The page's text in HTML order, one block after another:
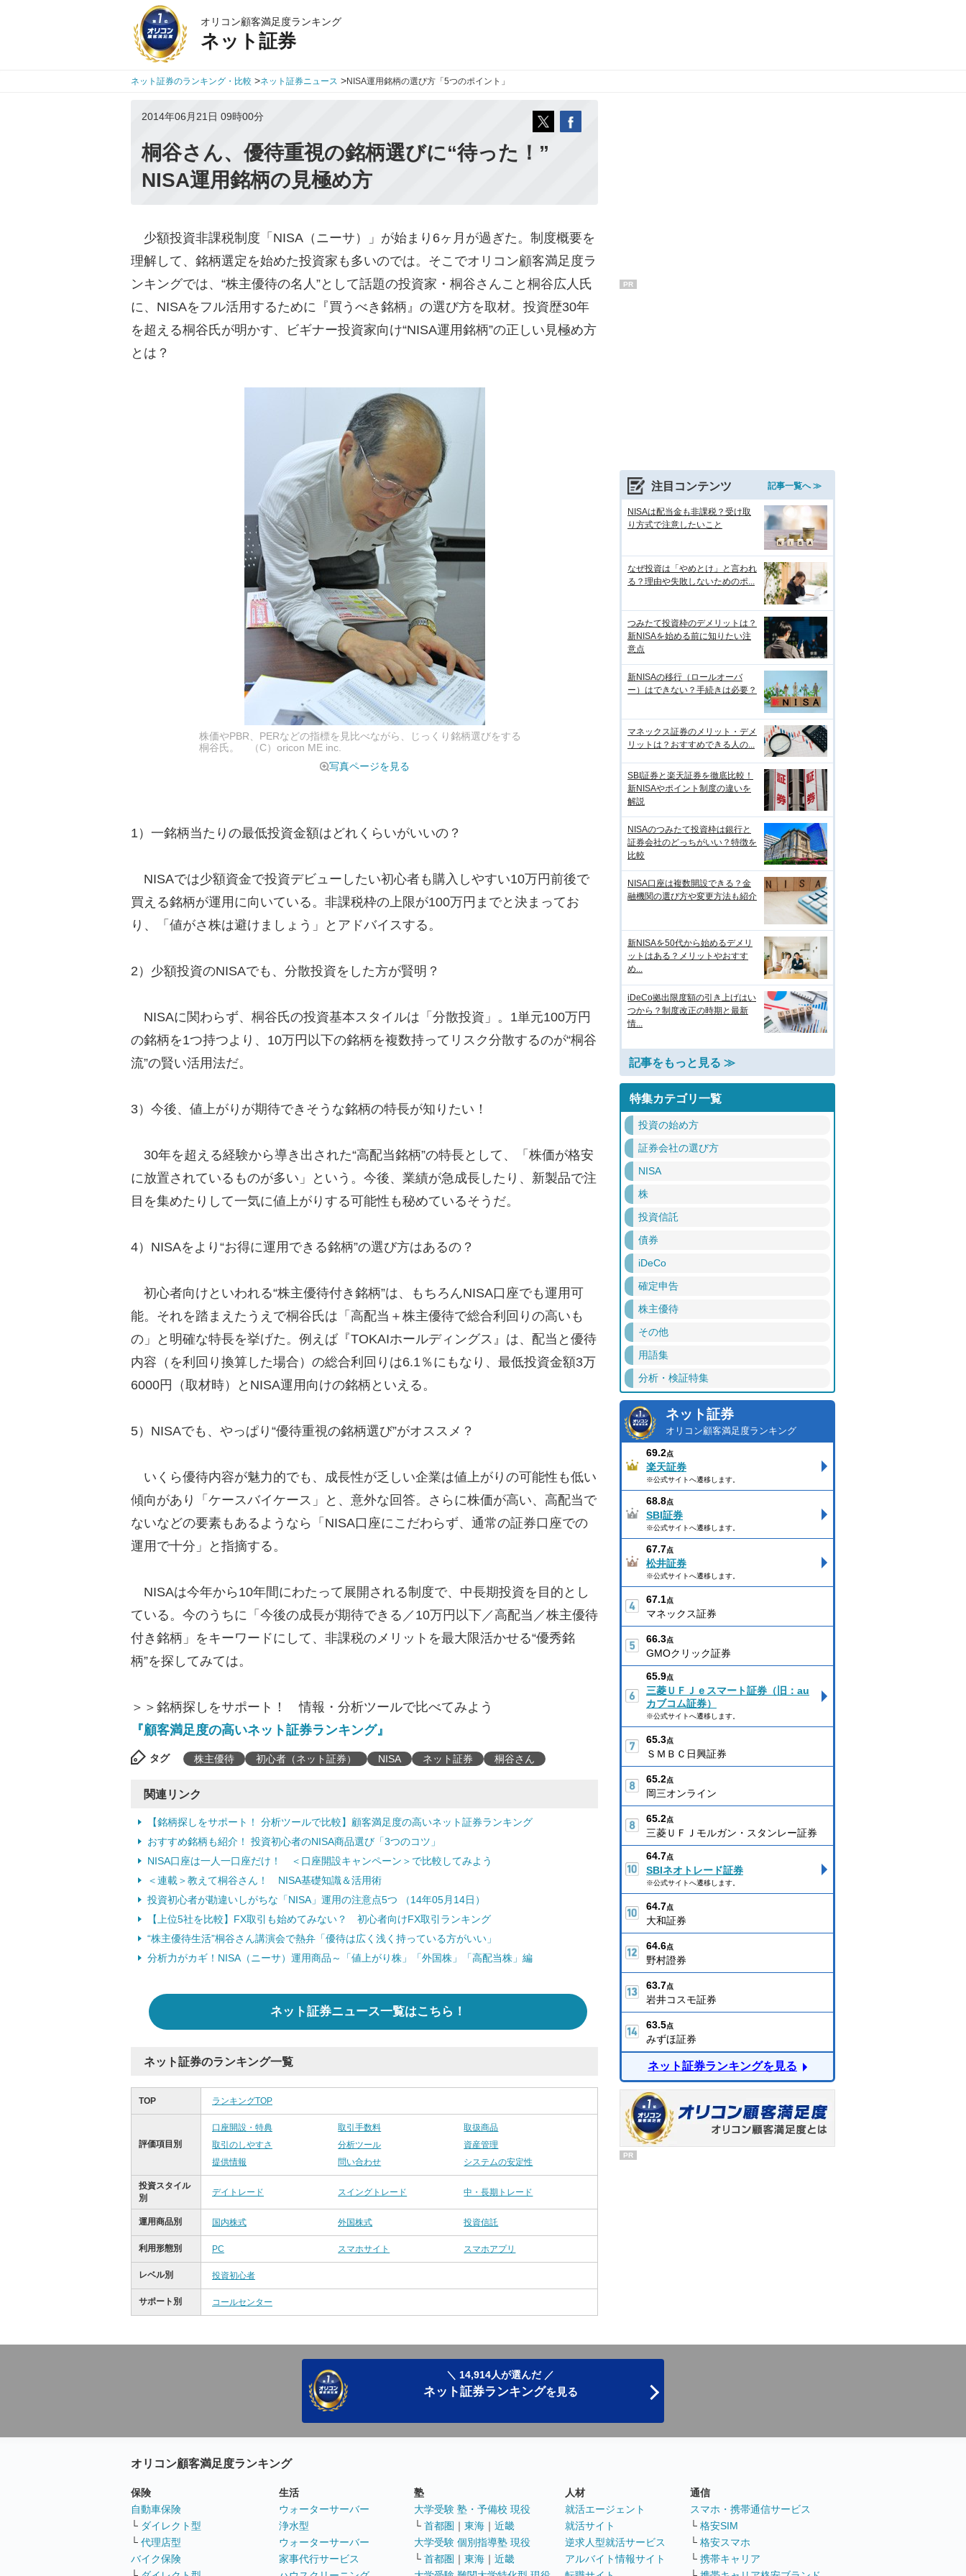
オリコン顧客満足度ランキング
ネット証券
ネット証券のランキング・比較 >ネット証券ニュース >NISA運用銘柄の選び方「5つのポイント」
2014年06月21日 09時00分
桐谷さん、優待重視の銘柄選びに“待った！”
NISA運用銘柄の見極め方
少額投資非課税制度「NISA（ニーサ）」が始まり6ヶ月が過ぎた。制度概要を
理解して、銘柄選定を始めた投資家も多いのでは。そこでオリコン顧客満足度ラ
ンキングでは、“株主優待の名人”として話題の投資家・桐谷さんこと桐谷広人氏
に、NISAをフル活用するために『買うべき銘柄』の選び方を取材。投資歴30年
を超える桐谷氏が明かす、ビギナー投資家向け“NISA運用銘柄”の正しい見極め方
とは？
株価やPBR、PERなどの指標を見比べながら、じっくり銘柄選びをする
桐谷氏。 （C）oricon ME inc.
写真ページを見る
1）一銘柄当たりの最低投資金額はどれくらいがいいの？
NISAでは少額資金で投資デビューしたい初心者も購入しやすい10万円前後で
買える銘柄が運用に向いている。非課税枠の上限が100万円までと決まってお
り、「値がさ株は避けましょう」とアドバイスする。
2）少額投資のNISAでも、分散投資をした方が賢明？
NISAに関わらず、桐谷氏の投資基本スタイルは「分散投資」。1単元100万円
の銘柄を1つ持つより、10万円以下の銘柄を複数持ってリスク分散するのが“桐谷
流”の賢い活用法だ。
3）今後、値上がりが期待できそうな銘柄の特長が知りたい！
30年を超える経験から導き出された“高配当銘柄”の特長として、「株価が格安
に放置されているものが多い」という。今後、業績が急成長したり、新製品で注
目を集めたりして一気に値上がりする可能性も秘めているそうだ。
4）NISAをより“お得に運用できる銘柄”の選び方はあるの？
初心者向けといわれる“株主優待付き銘柄”は、もちろんNISA口座でも運用可
能。それを踏まえたうえで桐谷氏は「高配当＋株主優待で総合利回りの高いも
の」と明確な特長を挙げた。例えば『TOKAIホールディングス』は、配当と優待
内容（を利回り換算した場合）の総合利回りは6.1％にもなり、最低投資金額3万
6000円（取材時）とNISA運用向けの銘柄といえる。
5）NISAでも、やっぱり“優待重視の銘柄選び”がオススメ？
いくら優待内容が魅力的でも、成長性が乏しい企業は値上がりの可能性も低い
傾向があり「ケースバイケース」と、意外な回答。さらに株価が高い、高配当で
ないなどの要素もあるようなら「NISA口座にこだわらず、通常の証券口座での
運用で十分」と指摘する。
NISAは今年から10年間にわたって展開される制度で、中長期投資を目的とし
ている。今のうちに「今後の成長が期待できる／10万円以下／高配当／株主優待
付き銘柄」をキーワードにして、非課税のメリットを最大限活かせる“優秀銘
柄”を探してみては。
＞＞銘柄探しをサポート！ 情報・分析ツールで比べてみよう
『顧客満足度の高いネット証券ランキング』
タグ 株主優待 初心者（ネット証券） NISA ネット証券 桐谷さん
関連リンク
【銘柄探しをサポート！ 分析ツールで比較】顧客満足度の高いネット証券ランキング
おすすめ銘柄も紹介！ 投資初心者のNISA商品選び「3つのコツ」
NISA口座は一人一口座だけ！ ＜口座開設キャンペーン＞で比較してみよう
＜連載＞教えて桐谷さん！ NISA基礎知識＆活用術
投資初心者が勘違いしがちな「NISA」運用の注意点5つ （14年05月14日）
【上位5社を比較】FX取引も始めてみない？ 初心者向けFX取引ランキング
“株主優待生活”桐谷さん講演会で熱弁「優待は広く浅く持っている方がいい」
分析力がカギ！NISA（ニーサ）運用商品～「値上がり株」「外国株」「高配当株」編
ネット証券ニュース一覧はこちら！
ネット証券のランキング一覧
TOP ランキングTOP
評価項目別
口座開設・特典 取引手数料
取扱商品
取引のしやすさ
分析ツール
資産管理
提供情報
問い合わせ システムの安定性
投資スタイル
別
デイトレード スイングトレード 中・長期トレード
運用商品別 国内株式 外国株式 投資信託
利用形態別 PC スマホサイト スマホアプリ
レベル別 投資初心者
サポート別 コールセンター
PR
注目コンテンツ 記事一覧へ ≫
NISAは配当金も非課税？受け取
り方式で注意したいこと
なぜ投資は「やめとけ」と言われ
る？理由や失敗しないためのポ...
つみたて投資枠のデメリットは？
新NISAを始める前に知りたい注
意点
新NISAの移行（ロールオーバ
ー）はできない？手続きは必要？
マネックス証券のメリット・デメ
リットは？おすすめできる人の...
SBI証券と楽天証券を徹底比較！
新NISAやポイント制度の違いを
解説
NISAのつみたて投資枠は銀行と
証券会社のどっちがいい？特徴を
比較
NISA口座は複数開設できる？金
融機関の選び方や変更方法も紹介
新NISAを50代から始めるデメリ
ットはある？メリットやおすす
め...
iDeCo拠出限度額の引き上げはい
つから？制度改正の時期と最新
情...
記事をもっと見る ≫
特集カテゴリ一覧
投資の始め方
証券会社の選び方
NISA
株
投資信託
債券
iDeCo
確定申告
株主優待
その他
用語集
分析・検証特集
ネット証券
オリコン顧客満足度ランキング
69.2点
楽天証券
※公式サイトへ遷移します。
68.8点
SBI証券
※公式サイトへ遷移します。
67.7点
松井証券
※公式サイトへ遷移します。
67.1点
マネックス証券
66.3点
GMOクリック証券
65.9点
三菱ＵＦＪｅスマート証券（旧：au
カブコム証券）
※公式サイトへ遷移します。
65.3点
ＳＭＢＣ日興証券
65.2点
岡三オンライン
65.2点
三菱ＵＦＪモルガン・スタンレー証券
64.7点
SBIネオトレード証券
※公式サイトへ遷移します。
64.7点
大和証券
64.6点
野村證券
63.7点
岩井コスモ証券
63.5点
みずほ証券
ネット証券ランキングを見る
PR
＼ 14,914人が選んだ ／
ネット証券ランキングを見る
オリコン顧客満足度ランキング
保険
自動車保険
└ ダイレクト型
└ 代理店型
バイク保険
生活
ウォーターサーバー
浄水型
ウォーターサーバー
家事代行サービス
塾
大学受験 塾・予備校 現役
└ 首都圏 ｜ 東海 ｜ 近畿
大学受験 個別指導塾 現役
└ 首都圏 ｜ 東海 ｜ 近畿
人材
就活エージェント
就活サイト
逆求人型就活サービス
アルバイト情報サイト
通信
スマホ・携帯通信サービス
└ 格安SIM
└ 格安スマホ
└ 携帯キャリア